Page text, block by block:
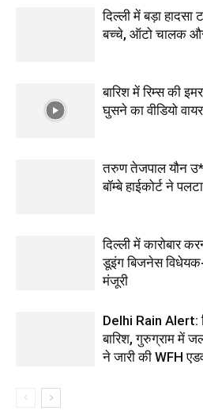
दिल्ली में बड़ा
बच्चे, ऑटो चालक
बारिश में रिम्स की
घुसने का वीडियो
तरुण तेजपाल यौन
बॉम्बे हाईकोर्ट ने
दिल्ली में कारोबार
डूइंग बिजनेस
मंजूरी
Delhi Rain Alert:
बारिश, गुरुग्राम में
ने जारी की WFH